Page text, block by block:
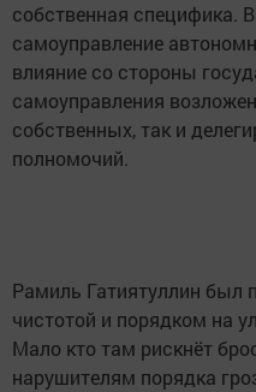
собственная специфика.
самоуправление
влияние со стороны
самоуправления
собственных, так и
полномочий.
Рамиль Гатиятуллин был
чистотой и порядком на
Мало кто там рискнёт
нарушителям порядка